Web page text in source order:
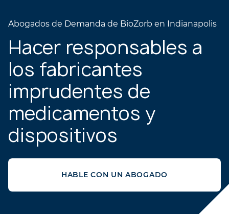
Abogados de Demanda de BioZorb en Indianapolis
Hacer responsables a
los fabricantes
imprudentes de
medicamentos y
dispositivos
HABLE CON UN ABOGADO